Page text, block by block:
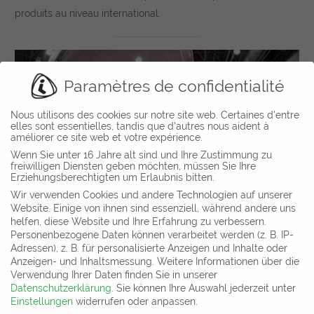
produits au niveau international.
Des concepts uniques dans le domaine du
bien-être
Paramètres de confidentialité
Nous utilisons des cookies sur notre site web. Certaines d'entre
elles sont essentielles, tandis que d'autres nous aident à
améliorer ce site web et votre expérience.
Wenn Sie unter 16 Jahre alt sind und Ihre Zustimmung zu
freiwilligen Diensten geben möchten, müssen Sie Ihre
Erziehungsberechtigten um Erlaubnis bitten.
Wir verwenden Cookies und andere Technologien auf unserer
Website. Einige von ihnen sind essenziell, während andere uns
helfen, diese Website und Ihre Erfahrung zu verbessern.
Personenbezogene Daten können verarbeitet werden (z. B. IP-
Adressen), z. B. für personalisierte Anzeigen und Inhalte oder
Anzeigen- und Inhaltsmessung. Weitere Informationen über die
Verwendung Ihrer Daten finden Sie in unserer
Datenschutzerklärung Sie können Ihre Auswahl jederzeit unter
Einstellungen widerrufen oder anpassen.